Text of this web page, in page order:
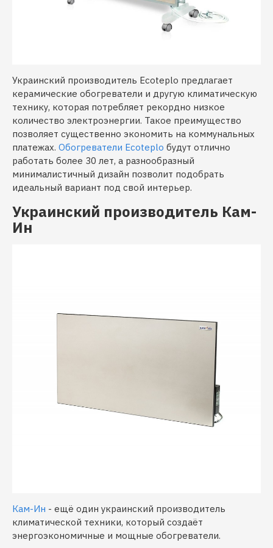
Украинский производитель Ecoteplo предлагает
керамические обогреватели и другую климатическую
технику, которая потребляет рекордно низкое
количество электроэнергии. Такое преимущество
позволяет существенно экономить на коммунальных
платежах. Обогреватели Ecoteplo будут отлично
работать более 30 лет, а разнообразный
минималистичный дизайн позволит подобрать
идеальный вариант под свой интерьер.
Украинский производитель Кам-
Ин
Кам-Ин - ещё один украинский производитель
климатической техники, который создаёт
энергоэкономичные и мощные обогреватели.